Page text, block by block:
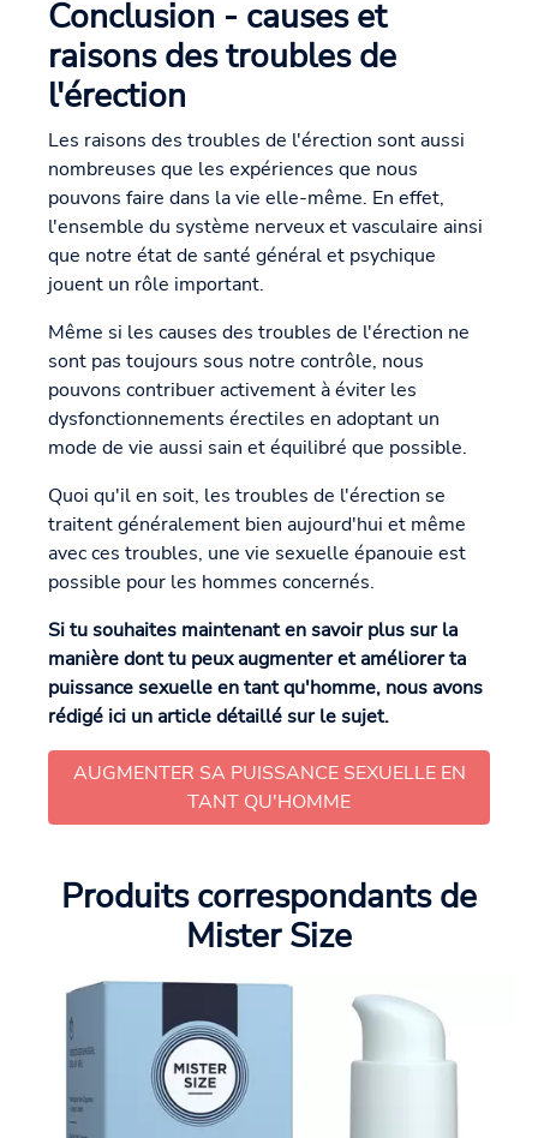
Conclusion - causes et
raisons des troubles de
l'érection
Les raisons des troubles de l'érection sont aussi
nombreuses que les expériences que nous
pouvons faire dans la vie elle-même. En effet,
l'ensemble du système nerveux et vasculaire ainsi
que notre état de santé général et psychique
jouent un rôle important.
Même si les causes des troubles de l'érection ne
sont pas toujours sous notre contrôle, nous
pouvons contribuer activement à éviter les
dysfonctionnements érectiles en adoptant un
mode de vie aussi sain et équilibré que possible.
Quoi qu'il en soit, les troubles de l'érection se
traitent généralement bien aujourd'hui et même
avec ces troubles, une vie sexuelle épanouie est
possible pour les hommes concernés.
Si tu souhaites maintenant en savoir plus sur la
manière dont tu peux augmenter et améliorer ta
puissance sexuelle en tant qu'homme, nous avons
rédigé ici un article détaillé sur le sujet.
AUGMENTER SA PUISSANCE SEXUELLE EN
TANT QU'HOMME
Produits correspondants de
Mister Size